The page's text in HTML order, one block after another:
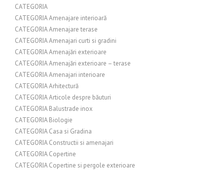
CATEGORIA
CATEGORIA Amenajare interioară
CATEGORIA Amenajare terase
CATEGORIA Amenajari curti si gradini
CATEGORIA Amenajări exterioare
CATEGORIA Amenajări exterioare – terase
CATEGORIA Amenajari interioare
CATEGORIA Arhitectură
CATEGORIA Articole despre băuturi
CATEGORIA Balustrade inox
CATEGORIA Biologie
CATEGORIA Casa si Gradina
CATEGORIA Constructii si amenajari
CATEGORIA Copertine
CATEGORIA Copertine si pergole exterioare